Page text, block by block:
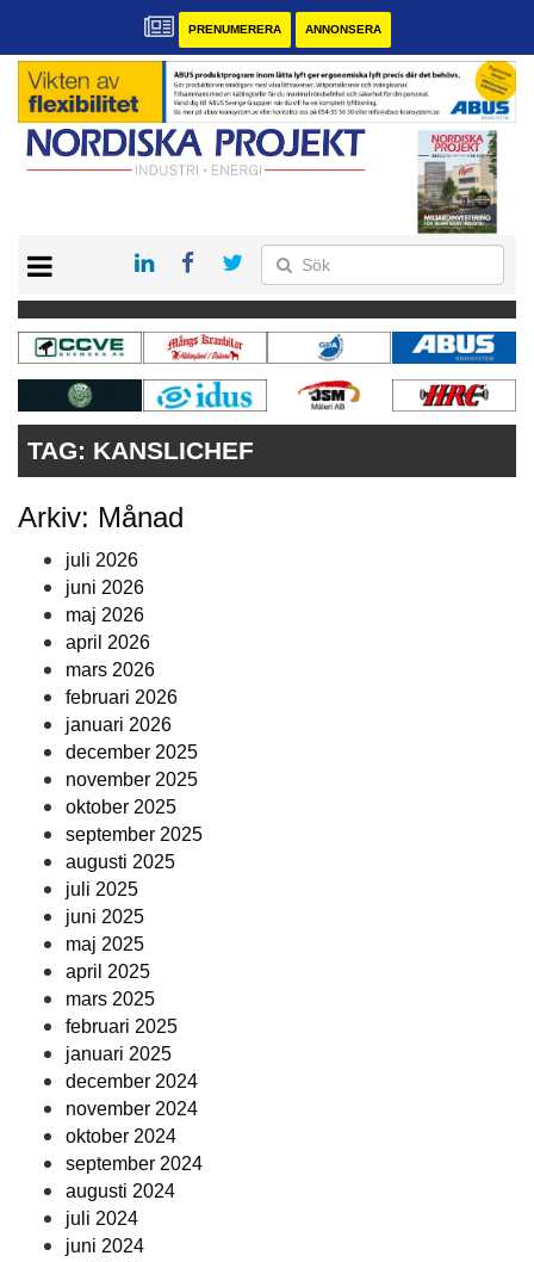
PRENUMERERA ANNONSERA
KONTAKT
VÅRA ANDRA MAGASIN
PRENUMERERA
ANNONSERA
TAG: KANSLICHEF
Arkiv: Månad
juli 2026
juni 2026
maj 2026
april 2026
mars 2026
februari 2026
januari 2026
december 2025
november 2025
oktober 2025
september 2025
augusti 2025
juli 2025
juni 2025
maj 2025
april 2025
mars 2025
februari 2025
januari 2025
december 2024
november 2024
oktober 2024
september 2024
augusti 2024
juli 2024
juni 2024